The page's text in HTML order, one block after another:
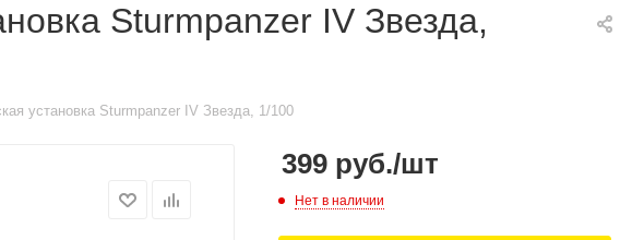
Sturmpanzer IV Звезда,
установка Sturmpanzer IV Звезда, 1/100
399 руб./шт
Нет в наличии